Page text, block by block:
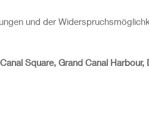
und der
Square, Grand Canal Harbour,